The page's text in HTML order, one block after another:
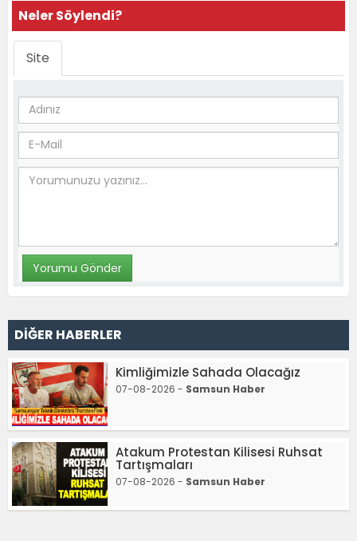
Neler Söylendi?
Site
DİĞER HABERLER
Kimliğimizle Sahada Olacağız
07-08-2026 - Samsun Haber
Atakum Protestan Kilisesi Ruhsat
Tartışmaları
07-08-2026 - Samsun Haber